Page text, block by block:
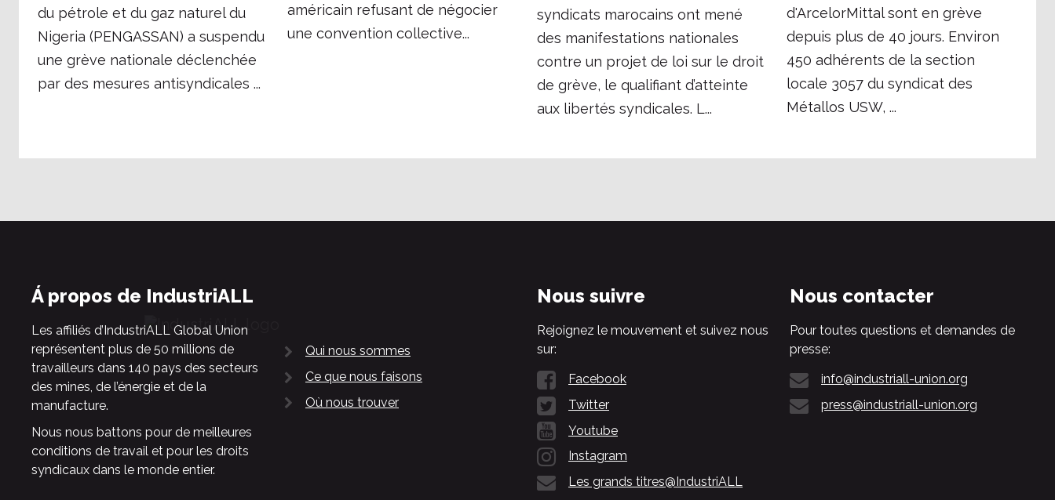
du pétrole et du gaz naturel du
Nigeria (PENGASSAN) a suspendu
une grève nationale déclenchée
par des mesures antisyndicales ...
américain refusant de négocier
une convention collective...
syndicats marocains ont mené
des manifestations nationales
contre un projet de loi sur le droit
de grève, le qualifiant d’atteinte
aux libertés syndicales. L...
d'ArcelorMittal sont en grève
depuis plus de 40 jours. Environ
450 adhérents de la section
locale 3057 du syndicat des
Métallos USW, ...
Á propos de IndustriALL
Les affiliés d’IndustriALL Global Union
représentent plus de 50 millions de
travailleurs dans 140 pays des secteurs
des mines, de l’énergie et de la
manufacture.
Nous nous battons pour de meilleures
conditions de travail et pour les droits
syndicaux dans le monde entier.
Qui nous sommes
Ce que nous faisons
Où nous trouver
Nous suivre
Rejoignez le mouvement et suivez nous
sur:
Facebook
Twitter
Youtube
Instagram
Les grands titres@IndustriALL
Nous contacter
Pour toutes questions et demandes de
presse:
info@industriall-union.org
press@industriall-union.org